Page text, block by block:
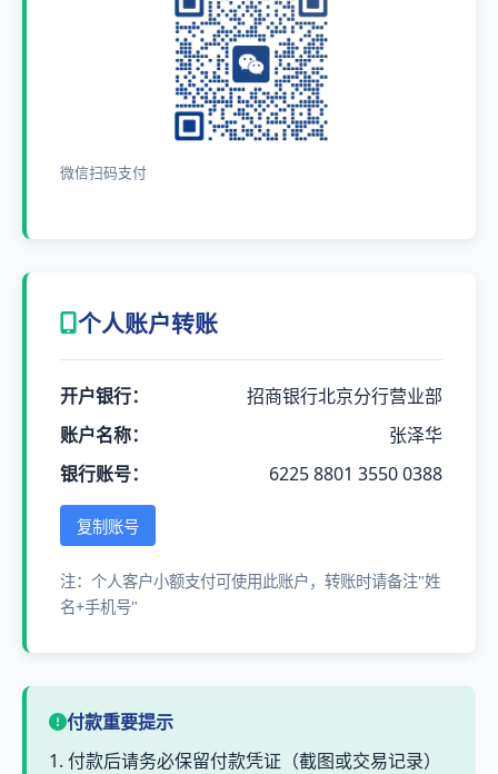
微信扫码支付
个人账户转账
开户银行：
招商银行北京分行营业部
账户名称：
张泽华
银行账号：
6225 8801 3550 0388
复制账号
注：个人客户小额支付可使用此账户，转账时请备注"姓
名+手机号"
付款重要提示
1. 付款后请务必保留付款凭证（截图或交易记录）